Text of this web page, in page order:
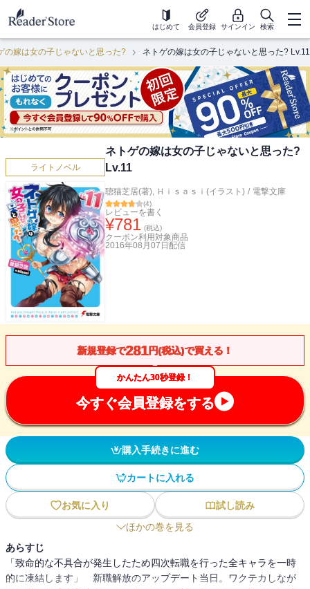
はじめて 会員登録 サインイン 検索
の嫁は女の子じゃないと思った? ネトゲの嫁は女の子じゃないと思った? Lv.11
ライトノベル
ネトゲの嫁は女の子じゃないと思った?
Lv.11
聴猫芝居(著), Ｈｉｓａｓｉ(イラスト) / 電撃文庫
(4)
レビューを書く
¥781 (税込)
クーポン利用対象商品
2016年08月07日 配信
新規登録で281 円(税込)で買える！
かんたん30秒登録！
今すぐ会員登録をする
購入手続きに進む
カートに入れる
お気に入り
試し読み
ほかの巻を見る
あらすじ
「致命的な不具合が発生したため四次転職を行った全キャラを一時
的に凍結します」 新職解放のアップデート当日。ワクテカしなが